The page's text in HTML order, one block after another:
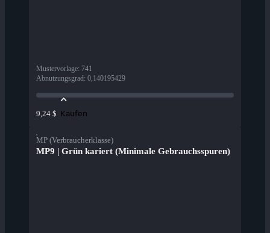
Mustervorlage: 741
Abnutzungsgrad: 0,140195429
9,24 $ Kaufen
MP (Verbraucherklasse)
MP9 | Grün kariert (Minimale Gebrauchsspuren)